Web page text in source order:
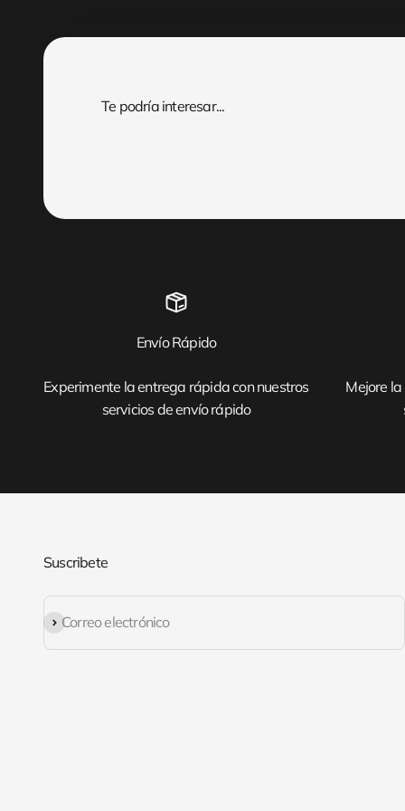
Envío Rápido
Experimente la entrega rápida con nuestros
servicios de envío rápido
Mejore
Suscribete
Correo electrónico
Suscribirse